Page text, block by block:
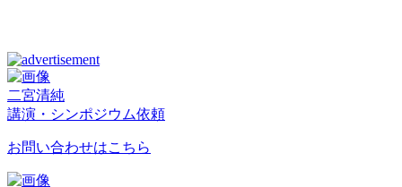
二宮清純
講演・シンポジウム依頼
お問い合わせはこちら